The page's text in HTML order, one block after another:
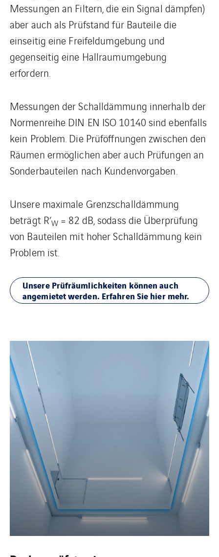
Messungen an Filtern, die ein Signal dämpfen)
aber auch als Prüfstand für Bauteile die
einseitig eine Freifeldumgebung und
gegenseitig eine Hallraumumgebung
erfordern.
Messungen der Schalldämmung innerhalb der
Normenreihe DIN EN ISO 10140 sind ebenfalls
kein Problem. Die Prüföffnungen zwischen den
Räumen ermöglichen aber auch Prüfungen an
Sonderbauteilen nach Kundenvorgaben.
Unsere maximale Grenzschalldämmung
beträgt R‘W = 82 dB, sodass die Überprüfung
von Bauteilen mit hoher Schalldämmung kein
Problem ist.
Unsere Prüfräumlichkeiten können auch
angemietet werden. Erfahren Sie hier mehr.